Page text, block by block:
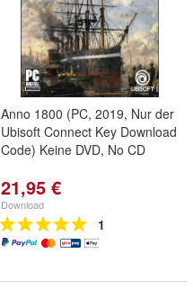
Anno 1800 (PC, 2019, Nur der
Ubisoft Connect Key Download
Code) Keine DVD, No CD
21,95 €
Download
1